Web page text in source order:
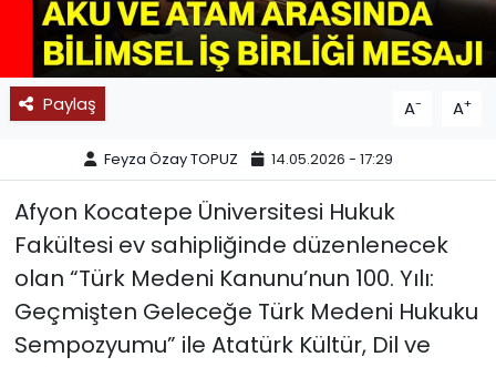
Paylaş A- A+
Feyza Özay TOPUZ 14.05.2026 - 17:29
Afyon Kocatepe Üniversitesi Hukuk
Fakültesi ev sahipliğinde düzenlenecek
olan “Türk Medeni Kanunu’nun 100. Yılı:
Geçmişten Geleceğe Türk Medeni Hukuku
Sempozyumu” ile Atatürk Kültür, Dil ve
11:11 MANŞET